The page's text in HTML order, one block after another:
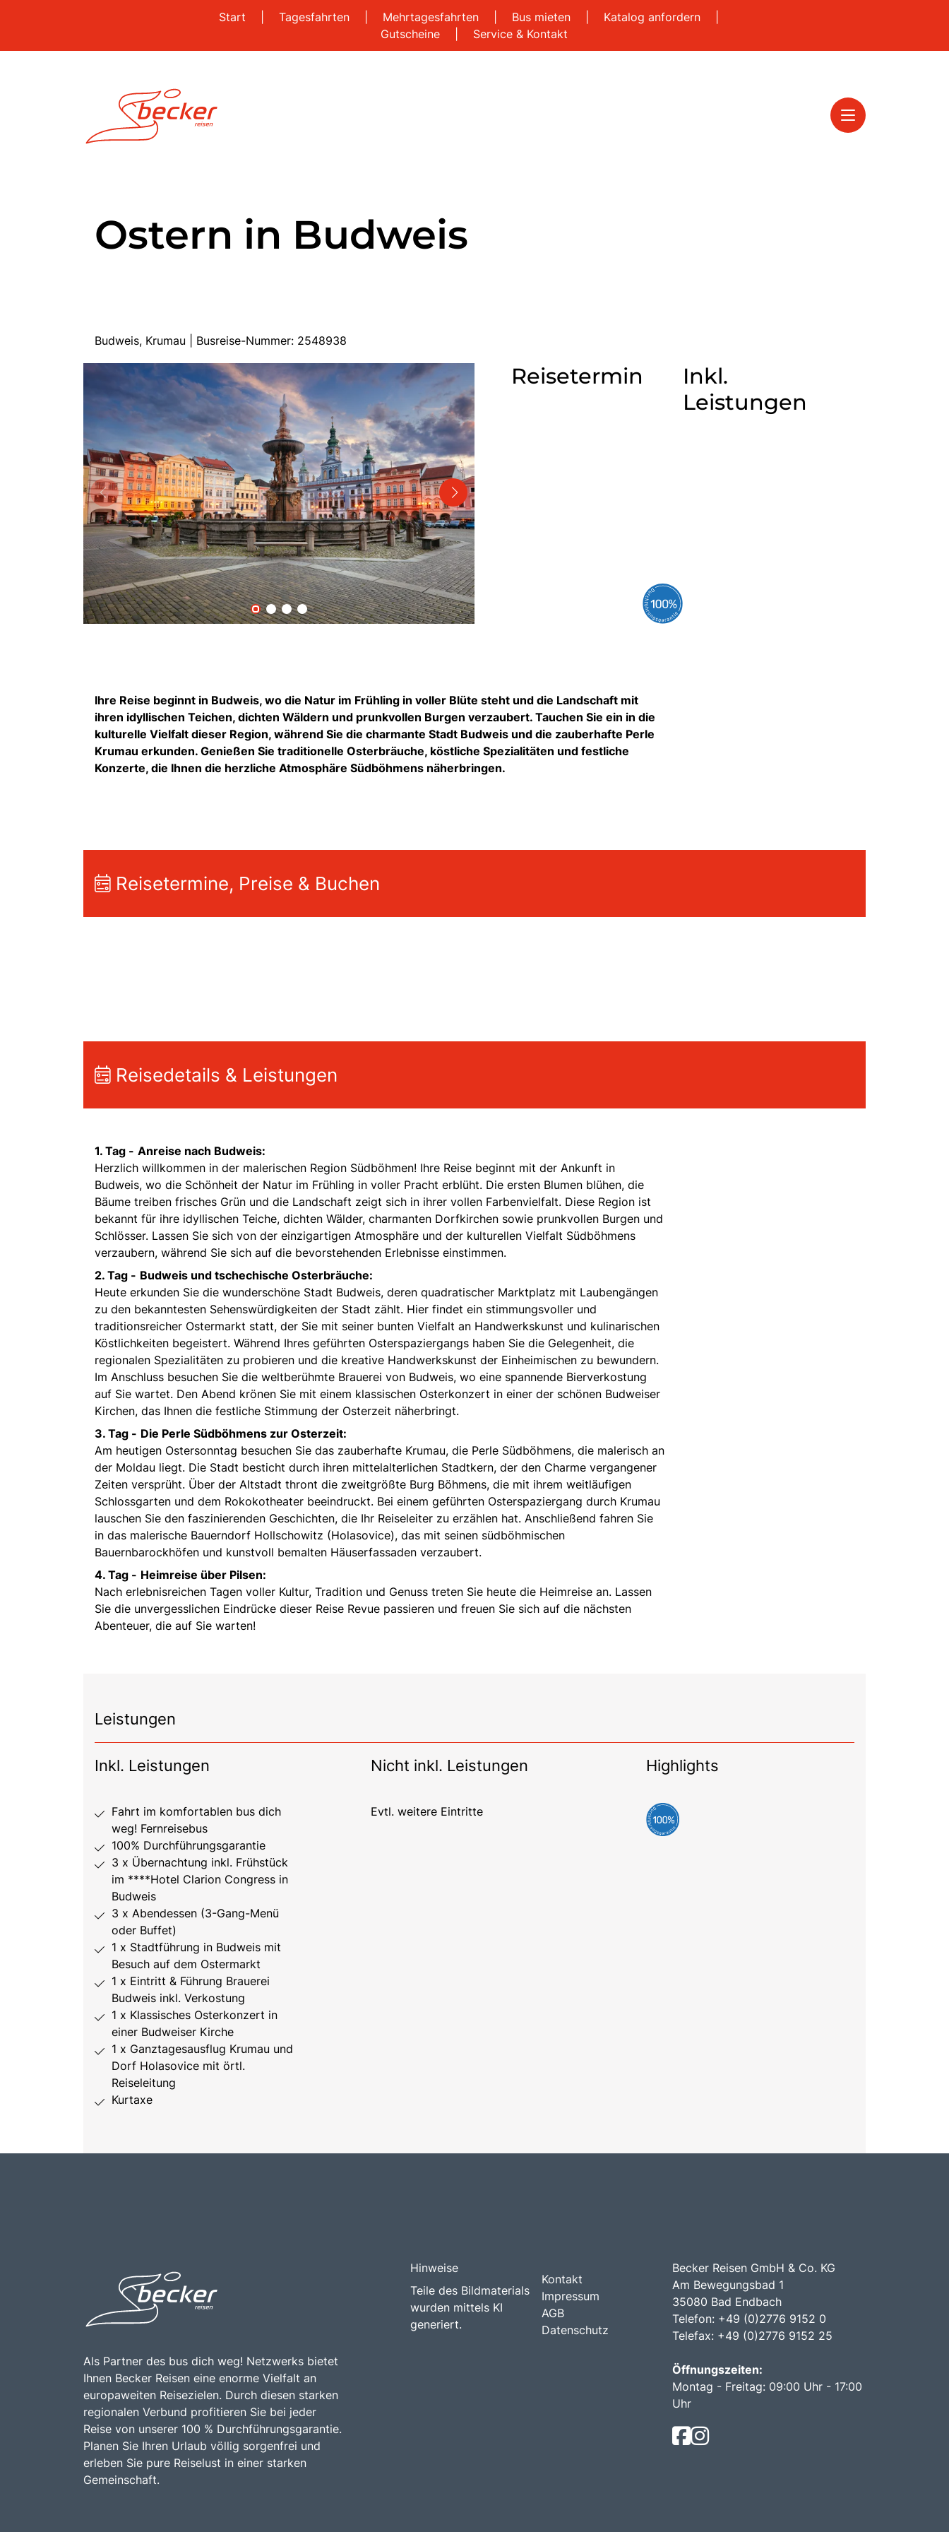
Start Tagesfahrten Mehrtagesfahrten Bus mieten Katalog anfordern
Gutscheine
Service & Kontakt
Ostern in Budweis
Budweis, Krumau | Busreise-Nummer: 2548938
Reisetermin
Inkl.
Leistungen
Ihre Reise beginnt in Budweis, wo die Natur im Frühling in voller Blüte steht und die Landschaft mit
ihren idyllischen Teichen, dichten Wäldern und prunkvollen Burgen verzaubert. Tauchen Sie ein in die
kulturelle Vielfalt dieser Region, während Sie die charmante Stadt Budweis und die zauberhafte Perle
Krumau erkunden. Genießen Sie traditionelle Osterbräuche, köstliche Spezialitäten und festliche
Konzerte, die Ihnen die herzliche Atmosphäre Südböhmens näherbringen.
Reisetermine, Preise & Buchen
Reisedetails & Leistungen
1. Tag - Anreise nach Budweis:
Herzlich willkommen in der malerischen Region Südböhmen! Ihre Reise beginnt mit der Ankunft in
Budweis, wo die Schönheit der Natur im Frühling in voller Pracht erblüht. Die ersten Blumen blühen, die
Bäume treiben frisches Grün und die Landschaft zeigt sich in ihrer vollen Farbenvielfalt. Diese Region ist
bekannt für ihre idyllischen Teiche, dichten Wälder, charmanten Dorfkirchen sowie prunkvollen Burgen und
Schlösser. Lassen Sie sich von der einzigartigen Atmosphäre und der kulturellen Vielfalt Südböhmens
verzaubern, während Sie sich auf die bevorstehenden Erlebnisse einstimmen.
2. Tag - Budweis und tschechische Osterbräuche:
Heute erkunden Sie die wunderschöne Stadt Budweis, deren quadratischer Marktplatz mit Laubengängen
zu den bekanntesten Sehenswürdigkeiten der Stadt zählt. Hier findet ein stimmungsvoller und
traditionsreicher Ostermarkt statt, der Sie mit seiner bunten Vielfalt an Handwerkskunst und kulinarischen
Köstlichkeiten begeistert. Während Ihres geführten Osterspaziergangs haben Sie die Gelegenheit, die
regionalen Spezialitäten zu probieren und die kreative Handwerkskunst der Einheimischen zu bewundern.
Im Anschluss besuchen Sie die weltberühmte Brauerei von Budweis, wo eine spannende Bierverkostung
auf Sie wartet. Den Abend krönen Sie mit einem klassischen Osterkonzert in einer der schönen Budweiser
Kirchen, das Ihnen die festliche Stimmung der Osterzeit näherbringt.
3. Tag - Die Perle Südböhmens zur Osterzeit:
Am heutigen Ostersonntag besuchen Sie das zauberhafte Krumau, die Perle Südböhmens, die malerisch an
der Moldau liegt. Die Stadt besticht durch ihren mittelalterlichen Stadtkern, der den Charme vergangener
Zeiten versprüht. Über der Altstadt thront die zweitgrößte Burg Böhmens, die mit ihrem weitläufigen
Schlossgarten und dem Rokokotheater beeindruckt. Bei einem geführten Osterspaziergang durch Krumau
lauschen Sie den faszinierenden Geschichten, die Ihr Reiseleiter zu erzählen hat. Anschließend fahren Sie
in das malerische Bauerndorf Hollschowitz (Holasovice), das mit seinen südböhmischen
Bauernbarockhöfen und kunstvoll bemalten Häuserfassaden verzaubert.
4. Tag - Heimreise über Pilsen:
Nach erlebnisreichen Tagen voller Kultur, Tradition und Genuss treten Sie heute die Heimreise an. Lassen
Sie die unvergesslichen Eindrücke dieser Reise Revue passieren und freuen Sie sich auf die nächsten
Abenteuer, die auf Sie warten!
Leistungen
Inkl. Leistungen
Fahrt im komfortablen bus dich
weg! Fernreisebus
100% Durchführungsgarantie
3 x Übernachtung inkl. Frühstück
im ****Hotel Clarion Congress in
Budweis
3 x Abendessen (3-Gang-Menü
oder Buffet)
1 x Stadtführung in Budweis mit
Besuch auf dem Ostermarkt
1 x Eintritt & Führung Brauerei
Budweis inkl. Verkostung
1 x Klassisches Osterkonzert in
einer Budweiser Kirche
1 x Ganztagesausflug Krumau und
Dorf Holasovice mit örtl.
Reiseleitung
Kurtaxe
Nicht inkl. Leistungen
Evtl. weitere Eintritte
Highlights
Als Partner des bus dich weg! Netzwerks bietet
Ihnen Becker Reisen eine enorme Vielfalt an
europaweiten Reisezielen. Durch diesen starken
regionalen Verbund profitieren Sie bei jeder
Reise von unserer 100 % Durchführungsgarantie.
Planen Sie Ihren Urlaub völlig sorgenfrei und
erleben Sie pure Reiselust in einer starken
Gemeinschaft.
Hinweise
Teile des Bildmaterials
wurden mittels KI
generiert.
Kontakt
Impressum
AGB
Datenschutz
Becker Reisen GmbH & Co. KG
Am Bewegungsbad 1
35080 Bad Endbach
Telefon: +49 (0)2776 9152 0
Telefax: +49 (0)2776 9152 25
Öffnungszeiten:
Montag - Freitag: 09:00 Uhr - 17:00
Uhr